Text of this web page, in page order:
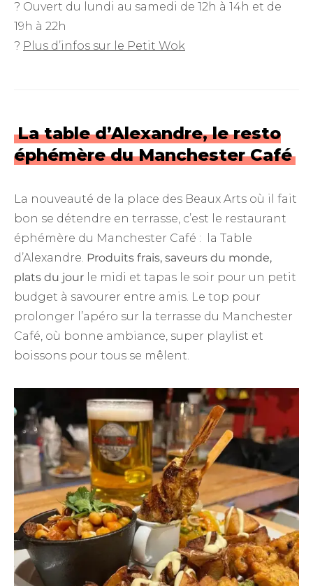
? Ouvert du lundi au samedi de 12h à 14h et de
19h à 22h
? Plus d’infos sur le Petit Wok
La table d’Alexandre, le resto
éphémère du Manchester Café
La nouveauté de la place des Beaux Arts où il fait
bon se détendre en terrasse, c’est le restaurant
éphémère du Manchester Café : la Table
d’Alexandre. Produits frais, saveurs du monde,
plats du jour le midi et tapas le soir pour un petit
budget à savourer entre amis. Le top pour
prolonger l’apéro sur la terrasse du Manchester
Café, où bonne ambiance, super playlist et
boissons pour tous se mêlent.